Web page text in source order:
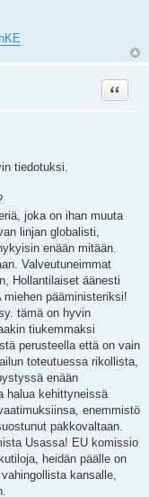
Lainaa
tiedotuksi.
joka on ihan muuta
linjan globalisti,
enään mitään.
Valveutuneimmat
Hollantilaiset äänesti
pääministeriksi!
tämä on hyvin
tiukemmaksi
perusteella että on vain
toteutuessa rikollista,
enään
halua kehittyneissä
enemmistö
pakkovaltaan.
Usassa! EU komissio
heidän päälle on
kansalle,